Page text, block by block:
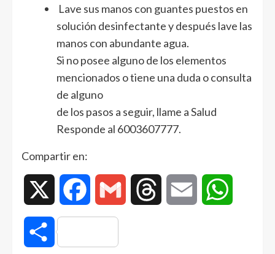
Lave sus manos con guantes puestos en
solución desinfectante y después lave las
manos con abundante agua.
Si no posee alguno de los elementos
mencionados o tiene una duda o consulta
de alguno
de los pasos a seguir, llame a Salud
Responde al 6003607777.
Compartir en:
Facebook Gmail Threads Email
Compartir